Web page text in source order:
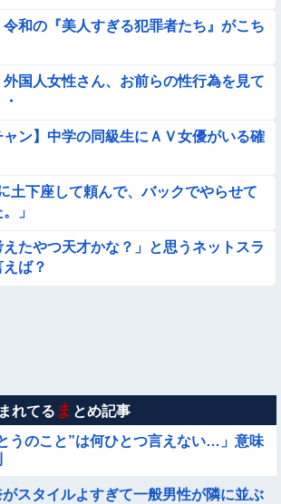
公衆の面前で男根にかぶりついて炎上
ん、「1時間弱」は1時間に満たない、「1
だと思ってる😭
チ中の女性さん、豪快な放屁で周囲を和ま
JK、レベチｗｗｗｗｗｗｗｗｗｗ
の子、可愛すぎると話題にｗｗｗｗｗｗｗ
ラァ！おじさん【動画】
令和の『美人すぎる犯罪者たち』がこち
外国人女性さん、お前らの性行為を見て
ャン】中学の同級生にＡＶ女優がいる確
に土下座して頼んで、バックでやらせて
」
えたやつ天才かな？」と思うネットスラ
ば？
れてる ま とめ記事
うのこと”は何ひとつ言えない…」意味
がスタイルよすぎて一般男性が隣に並ぶ